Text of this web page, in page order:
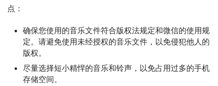
点：
确保您使用的音乐文件符合版权法规定和微信的使用规
定。请避免使用未经授权的音乐文件，以免侵犯他人的
版权。
尽量选择短小精悍的音乐和铃声，以免占用过多的手机
存储空间。